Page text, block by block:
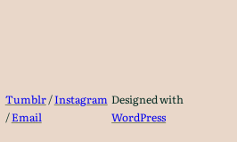
Tumblr/Instagram
/Email
Designed with
WordPress